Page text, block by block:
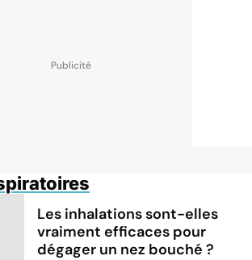
Les inhalations sont-elles
vraiment efficaces pour
dégager un nez bouché ?